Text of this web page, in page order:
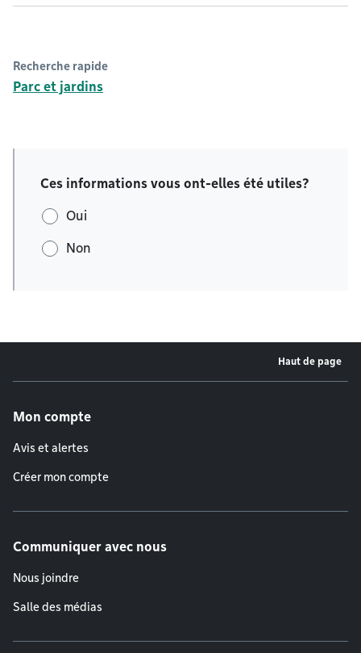
Recherche rapide
Parc et jardins
Ces informations vous ont-elles été utiles?
Oui
Non
Haut de page
Mon compte
Avis et alertes
Créer mon compte
Communiquer avec nous
Nous joindre
Salle des médias